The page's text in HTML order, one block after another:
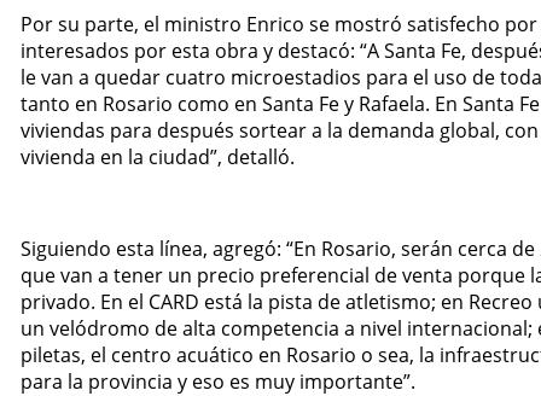
Por su parte, el ministro Enrico se mostró satisfecho
interesados por esta obra y destacó: “A Santa Fe,
le van a quedar cuatro microestadios para el uso de
tanto en Rosario como en Santa Fe y Rafaela. En Santa
viviendas para después sortear a la demanda global,
vivienda en la ciudad”, detalló.
Siguiendo esta línea, agregó: “En Rosario, serán cerca
que van a tener un precio preferencial de venta porque
privado. En el CARD está la pista de atletismo; en
un velódromo de alta competencia a nivel internacional;
piletas, el centro acuático en Rosario o sea, la
para la provincia y eso es muy importante”.